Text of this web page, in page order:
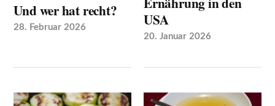
Und wer hat recht?
28. Februar 2026
USA
20. Januar 2026